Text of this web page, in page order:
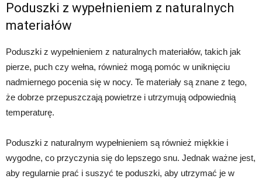
Poduszki z wypełnieniem z naturalnych
materiałów
Poduszki z wypełnieniem z naturalnych materiałów, takich jak
pierze, puch czy wełna, również mogą pomóc w uniknięciu
nadmiernego pocenia się w nocy. Te materiały są znane z tego,
że dobrze przepuszczają powietrze i utrzymują odpowiednią
temperaturę.
Poduszki z naturalnym wypełnieniem są również miękkie i
wygodne, co przyczynia się do lepszego snu. Jednak ważne jest,
aby regularnie prać i suszyć te poduszki, aby utrzymać je w